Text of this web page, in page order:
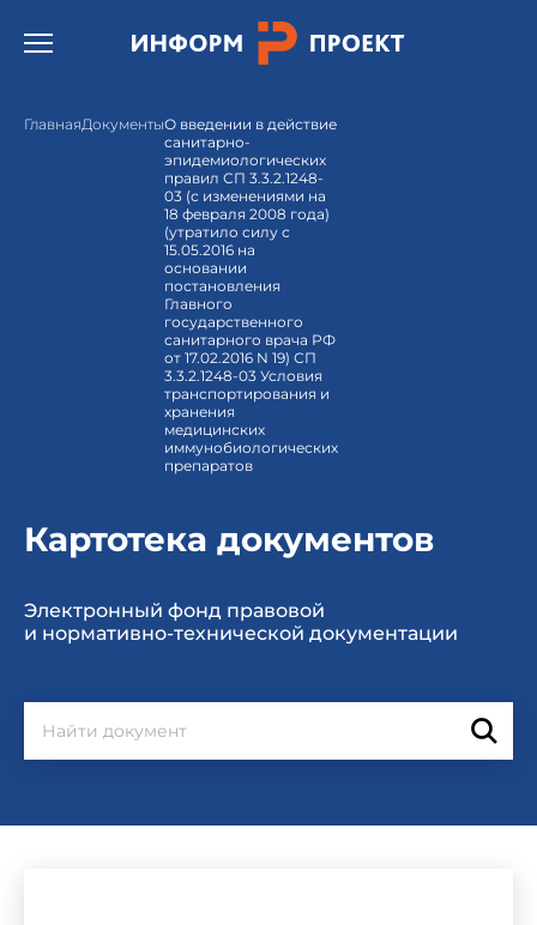
Открыть бургер меню.
ГлавнаяДокументыО введении в действие
санитарно-
эпидемиологических
правил СП 3.3.2.1248-
03 (с изменениями на
18 февраля 2008 года)
(утратило силу с
15.05.2016 на
основании
постановления
Главного
государственного
санитарного врача РФ
от 17.02.2016 N 19) СП
3.3.2.1248-03 Условия
транспортирования и
хранения
медицинских
иммунобиологических
препаратов
Картотека документов
Электронный фонд правовой
и нормативно-технической документации